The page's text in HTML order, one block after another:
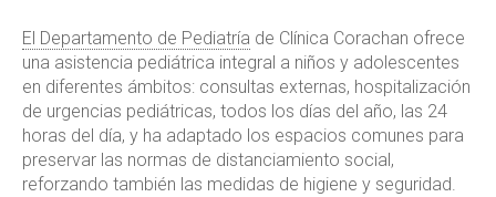
El Departamento de Pediatría de Clínica Corachan ofrece
una asistencia pediátrica integral a niños y adolescentes
en diferentes ámbitos: consultas externas, hospitalización
de urgencias pediátricas, todos los días del año, las 24
horas del día, y ha adaptado los espacios comunes para
preservar las normas de distanciamiento social,
reforzando también las medidas de higiene y seguridad.